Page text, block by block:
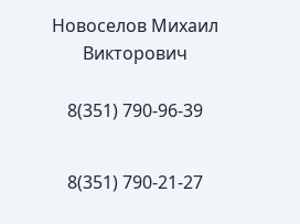
Новоселов Михаил
Викторович
8(351) 790-96-39
8(351) 790-21-27